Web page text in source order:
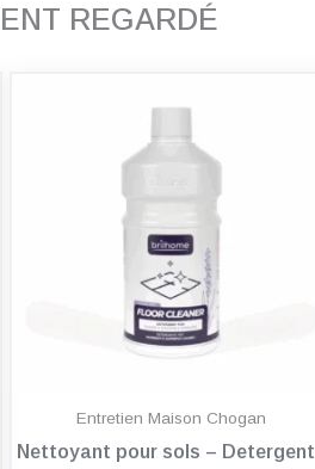
REGARDÉ
Entretien Maison Chogan
Nettoyant pour sols –